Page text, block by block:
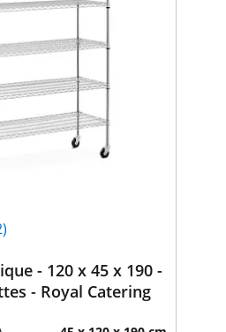
- 120 x 45 x 190 -
- Royal Catering